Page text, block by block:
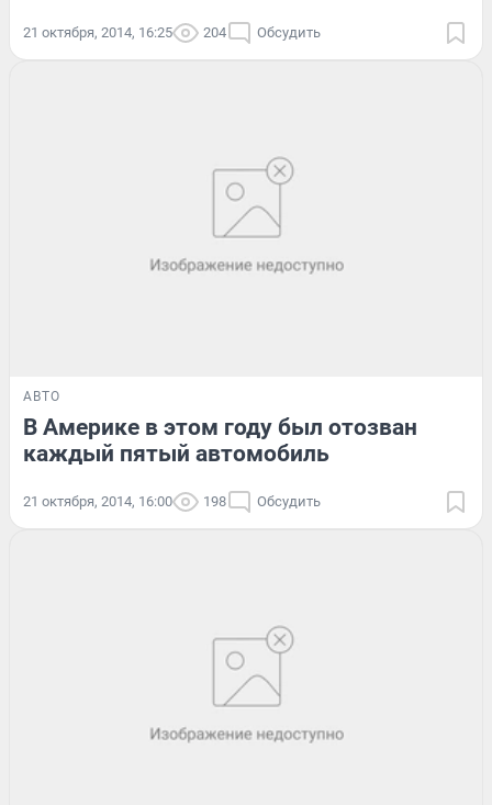
21 октября, 2014, 16:25 204 Обсудить
АВТО
В Америке в этом году был отозван
каждый пятый автомобиль
21 октября, 2014, 16:00 198 Обсудить